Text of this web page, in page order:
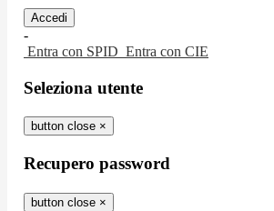
-
Entra con SPID Entra con CIE
Seleziona utente
button close ×
Recupero password
button close ×